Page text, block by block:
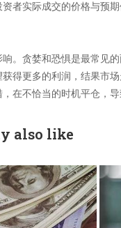
者实际成交的价格与预
。贪婪和恐惧是最常见
得更多的利润，结果市
在不恰当的时机平仓，导
also like